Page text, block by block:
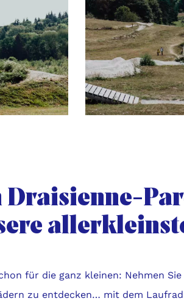
Draisienne-
für die ganz kleinen: Nehmen
zu entdecken… mit dem